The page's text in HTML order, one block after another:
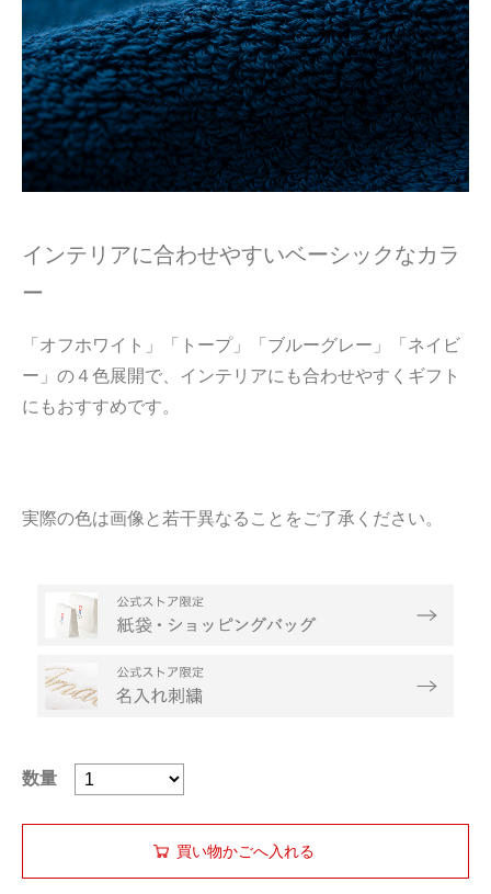
インテリアに合わせやすいベーシックなカラ
ー
「オフホワイト」「トープ」「ブルーグレー」「ネイビ
ー」の４色展開で、インテリアにも合わせやすくギフト
にもおすすめです。
実際の色は画像と若干異なることをご了承ください。
数量